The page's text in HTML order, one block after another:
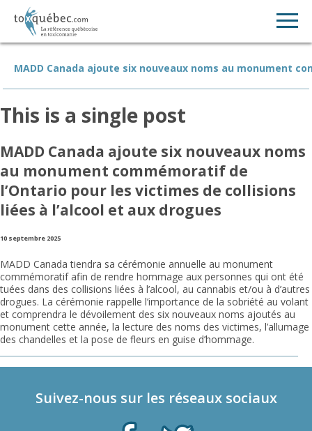
MADD Canada ajoute six nouveaux noms au monument
This is a single post
MADD Canada ajoute six nouveaux noms
au monument commémoratif de
l’Ontario pour les victimes de collisions
liées à l’alcool et aux drogues
10 septembre 2025
MADD Canada tiendra sa cérémonie annuelle au monument
commémoratif afin de rendre hommage aux personnes qui ont été
tuées dans des collisions liées à l’alcool, au cannabis et/ou à d’autres
drogues. La cérémonie rappelle l’importance de la sobriété au volant
et comprendra le dévoilement des six nouveaux noms ajoutés au
monument cette année, la lecture des noms des victimes, l’allumage
des chandelles et la pose de fleurs en guise d’hommage.
Suivez-nous sur les réseaux sociaux